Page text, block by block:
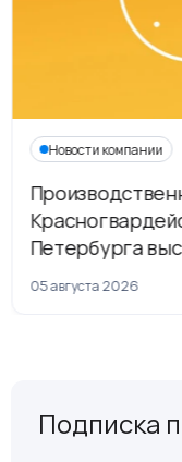
Новости компании
Петербурга
рамках
05 августа 2026
Подписка